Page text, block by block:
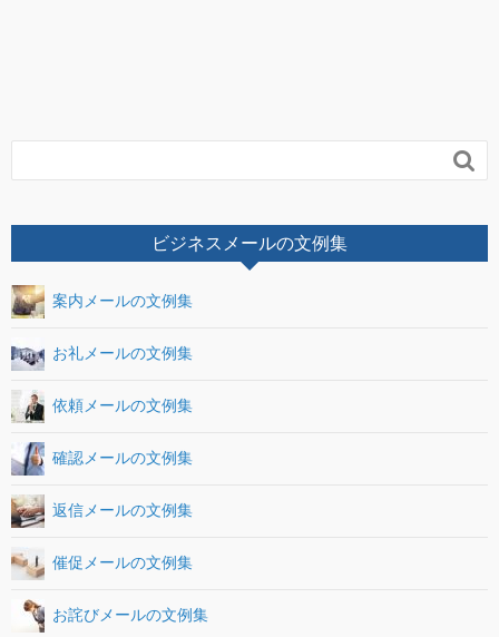

ビジネスメールの文例集
案内メールの文例集
お礼メールの文例集
依頼メールの文例集
確認メールの文例集
返信メールの文例集
催促メールの文例集
お詫びメールの文例集